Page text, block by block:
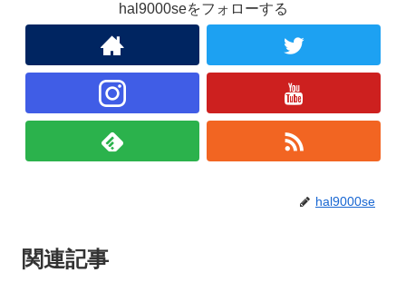
hal9000seをフォローする
hal9000se
関連記事